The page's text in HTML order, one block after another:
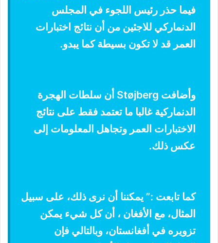
فيما حذر رئيس اللجوء في المجلس
الدنماركي للاجئين من أن نتائج اختبارات
العمر قد لا تكون بسيطة كما يبدو.
وأضافت Støjberg أن سلطات الهجرة
الدنماركية غالبا ما تعتمد فقط على نتائج
الاختبارات العمر وتجاهل المعلومات إلى
عكس ذلك.
كما تابعت :” يمكننا أن نرى ذلك، على سبيل
المثال، مع الأفغان ، أن كل شيء يمكن
تزويره في أفغانستان، وبالتالي فإن